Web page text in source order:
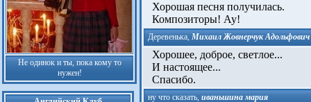
Не одинок и ты, пока кому то
нужен!
Хорошая песня получилась.
Композиторы! Ау!
Деревенька, Михаил Жовнерчук Адольфович
Хорошее, доброе, светлое...
И настоящее...
Спасибо.
ну что сказать, иваньшина мария